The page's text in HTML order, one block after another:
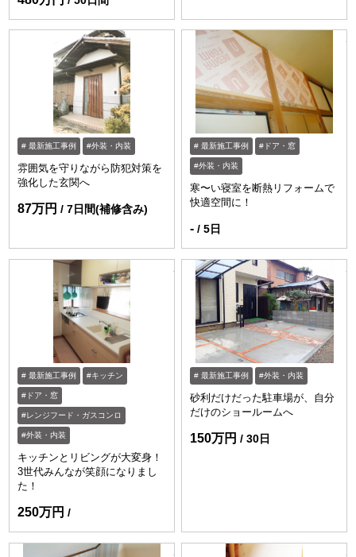
最新施工事例 外装・内装
雰囲気を守りながら防犯対策を
強化した玄関へ
87万円 7日間(補修含み)
最新施工事例 ドア・窓
外装・内装
寒〜い寝室を断熱リフォームで
快適空間に！
- 5日
https://www.enessance-reform.com/
最新施工事例 キッチン
ドア・窓
レンジフード・ガスコンロ
外装・内装
キッチンとリビングが大変身！
3世代みんなが笑顔になりまし
た！
250万円
最新施工事例 外装・内装
砂利だけだった駐車場が、自分
だけのショールームへ
150万円 30日
https://www.enessance-reform.com/